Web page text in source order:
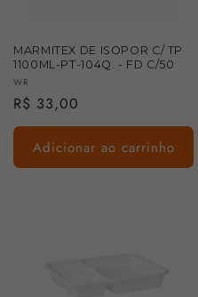
MARMITEX DE ISOPOR C/ TP
1100ML-PT-104Q. - FD C/50
Fornecedor:
WR
Preço
normal
R$ 33,00
Adicionar ao carrinho